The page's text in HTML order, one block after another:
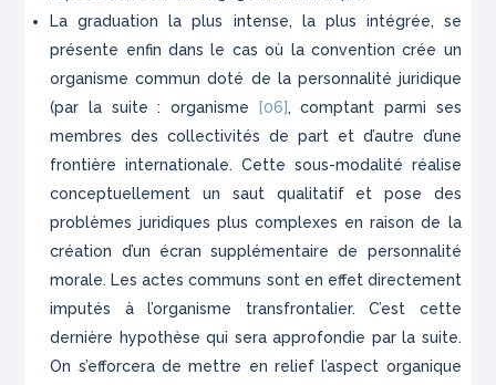
La graduation la plus intense, la plus intégrée, se
présente enfin dans le cas où la convention crée un
organisme commun doté de la personnalité juridique
(par la suite : organisme
[06], comptant parmi ses
membres des collectivités de part et d’autre d’une
frontière internationale. Cette sous-modalité réalise
conceptuellement un saut qualitatif et pose des
problèmes juridiques plus complexes en raison de la
création d’un écran supplémentaire de personnalité
morale. Les actes communs sont en effet directement
imputés à l’organisme transfrontalier. C’est cette
dernière hypothèse qui sera approfondie par la suite.
On s’efforcera de mettre en relief l’aspect organique